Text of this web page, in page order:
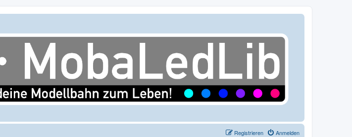
Anmelden
Registrieren